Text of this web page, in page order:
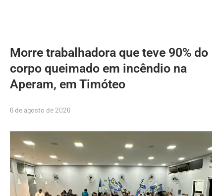
Morre trabalhadora que teve 90% do
corpo queimado em incêndio na
Aperam, em Timóteo
6 de agosto de 2026